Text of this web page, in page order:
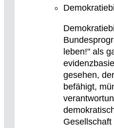
leben!" als
gesehen,
befähigt,